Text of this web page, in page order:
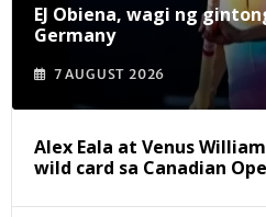
EJ Obiena, wagi ng
Germany
7 AUGUST 2026
Alex Eala at Venus
wild card sa Canadian